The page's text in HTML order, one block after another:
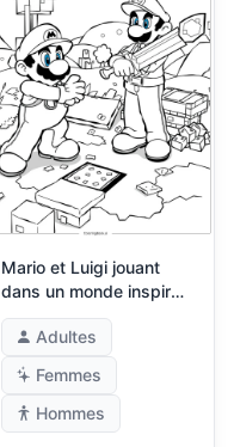
Mario et Luigi jouant
dans un monde inspiré
de Minecraft
Adultes
Femmes
Hommes